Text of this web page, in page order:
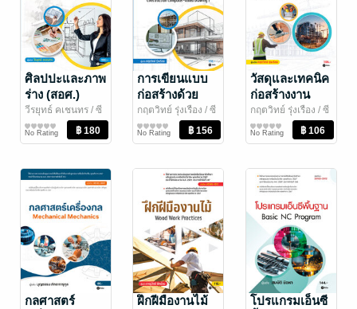
ศิลปปะและภาพ
ร่าง (สอศ.)
(รหัสวิชา
20100-1012)
วีรยุทธ์ คเชนทร / ซี
เอ็ดยูเคชั่น
การศึกษา/ตำรา
เรียน
No Rating
การเขียนแบบ
ก่อสร้างด้วย
คอมพิวเตอร์ 1
(สอศ.) (รหัส
วิชา 20108-
กฤตวิทย์ รุ่งเรือง / ซี
เอ็ดยูเคชั่น
การศึกษา/ตำรา
เรียน
No Rating
วัสดุและเทคนิค
ก่อสร้างงาน
โครงสร้าง
อาคาร (สอศ.)
(รหัสวิชา
กฤตวิทย์ รุ่งเรือง / ซี
เอ็ดยูเคชั่น
การศึกษา/ตำรา
เรียน
No Rating
กลศาสตร์
ฝึกฝีมืองานไม้
โปรแกรมเอ็นซี